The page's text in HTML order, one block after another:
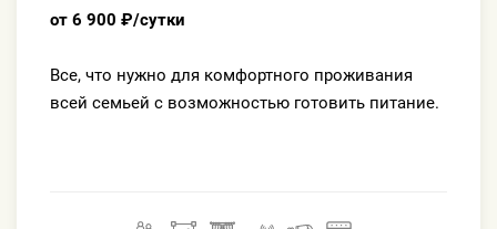
от 6 900 ₽/сутки
Все, что нужно для комфортного проживания
всей семьей с возможностью готовить питание.